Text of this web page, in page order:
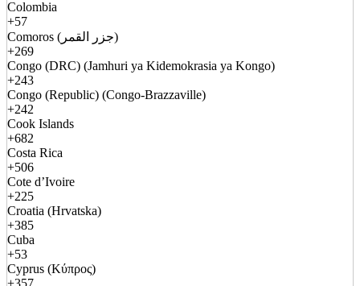
Colombia
+57
Comoros (جزر القمر)
+269
Congo (DRC) (Jamhuri ya Kidemokrasia ya Kongo)
+243
Congo (Republic) (Congo-Brazzaville)
+242
Cook Islands
+682
Costa Rica
+506
Cote d’Ivoire
+225
Croatia (Hrvatska)
+385
Cuba
+53
Cyprus (Κύπρος)